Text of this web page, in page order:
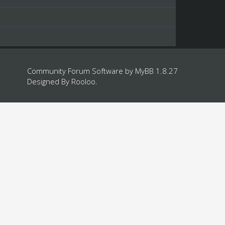
Community Forum Software by MyBB 1.8.27
Designed By Rooloo.